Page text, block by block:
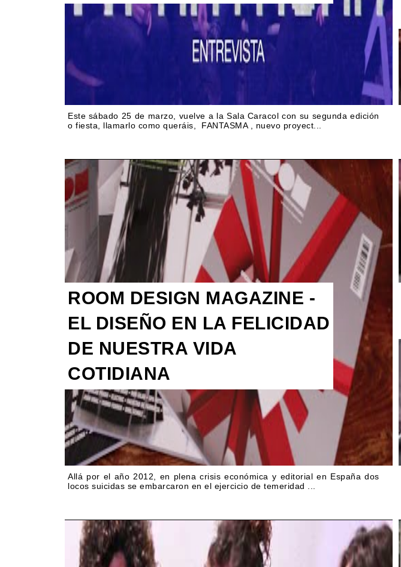
Este sábado 25 de marzo, vuelve a la Sala Caracol con su segunda edición
o fiesta, llamarlo como queráis, FANTASMA , nuevo proyect...
ROOM DESIGN MAGAZINE -
EL DISEÑO EN LA FELICIDAD
DE NUESTRA VIDA
COTIDIANA
Allá por el año 2012, en plena crisis económica y editorial en España dos
locos suicidas se embarcaron en el ejercicio de temeridad ...